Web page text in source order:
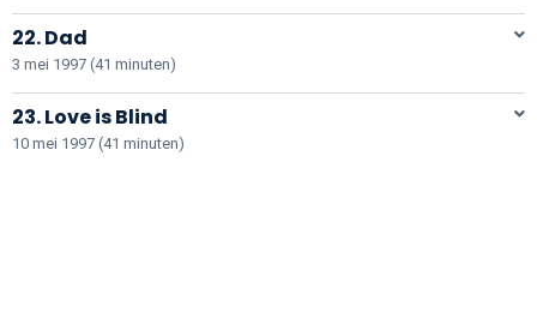
22. Dad
3 mei 1997 (41 minuten)
23. Love is Blind
10 mei 1997 (41 minuten)